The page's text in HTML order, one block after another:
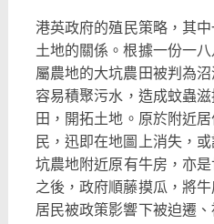
港英政府的殖民策略，其
土地的關係。根據一份一八
屬農地的大坑農田被判為沼
容易積聚污水，造成蚊蟲
田， 開拓土地。原於附近
民，迅即在地圖上消失，
坑農地附近原有牛房，亦
之後，政府順藤摸瓜，將牛
居民被政策影響下被迫遷